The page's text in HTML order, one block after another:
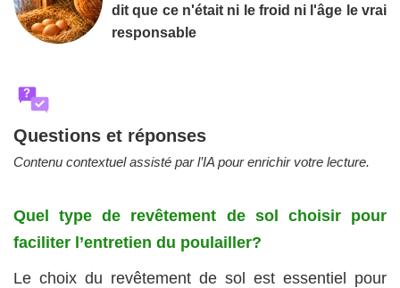
dit que ce n'était ni le froid ni l'âge le vrai
responsable
?
Questions et réponses
Contenu contextuel assisté par l’IA pour enrichir votre lecture.
Quel type de revêtement de sol choisir pour
faciliter l’entretien du poulailler?
Le choix du revêtement de sol est essentiel pour